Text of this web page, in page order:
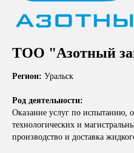
ТОО "Азотный
Регион: Уральск
Род деятельности:
Оказание услуг по испытанию,
технологических и
производство и доставка